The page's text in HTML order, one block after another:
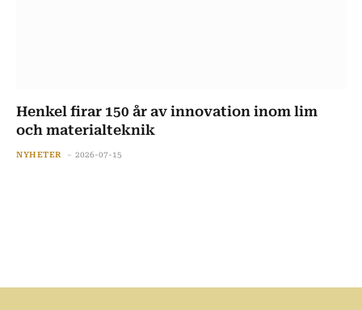
Henkel firar 150 år av innovation inom lim
och materialteknik
NYHETER 2026-07-15